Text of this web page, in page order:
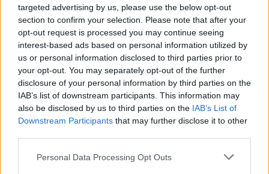
targeted advertising by us, please use the below opt-out
section to confirm your selection. Please note that after your
opt-out request is processed you may continue seeing
interest-based ads based on personal information utilized by
us or personal information disclosed to third parties prior to
your opt-out. You may separately opt-out of the further
disclosure of your personal information by third parties on the
IAB’s list of downstream participants. This information may
also be disclosed by us to third parties on the IAB’s List of
Downstream Participants that may further disclose it to other
Personal Data Processing Opt Outs
Poslední 3 příspěvky na mé zdi
dein60 (před měsícem)